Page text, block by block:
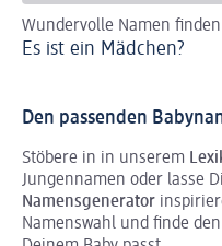
Wundervolle Namen finden
Es ist ein Mädchen?
Den passenden
Stöbere in in unserem
Jungennamen oder lasse
Namensgenerator
Namenswahl und finde